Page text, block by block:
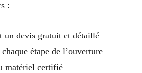
:
un devis gratuit et détaillé
étape de l’ouverture
matériel certifié